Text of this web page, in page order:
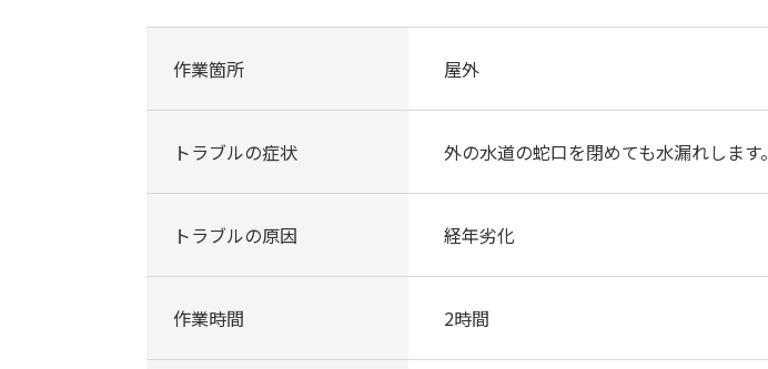
作業箇所 屋外
トラブルの症状 外の水道の蛇口を閉めても水漏れします。
トラブルの原因 経年劣化
作業時間 2時間